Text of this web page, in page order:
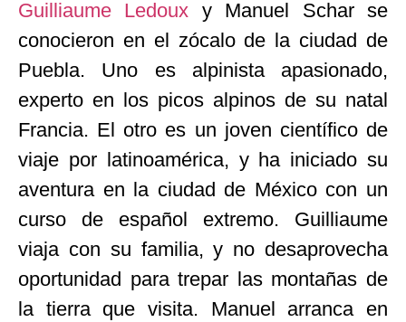
Guilliaume Ledoux y Manuel Schar se
conocieron en el zócalo de la ciudad de
Puebla. Uno es alpinista apasionado,
experto en los picos alpinos de su natal
Francia. El otro es un joven científico de
viaje por latinoamérica, y ha iniciado su
aventura en la ciudad de México con un
curso de español extremo. Guilliaume
viaja con su familia, y no desaprovecha
oportunidad para trepar las montañas de
la tierra que visita. Manuel arranca en